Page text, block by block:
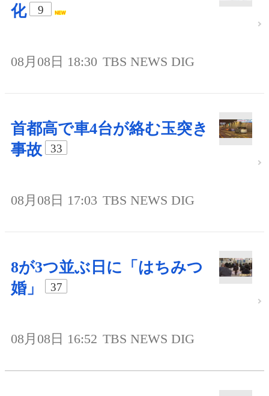
化
9
08月08日 18:30 TBS NEWS DIG
首都高で車4台が絡む玉突き
事故
33
08月08日 17:03 TBS NEWS DIG
8が3つ並ぶ日に「はちみつ
婚」
37
08月08日 16:52 TBS NEWS DIG